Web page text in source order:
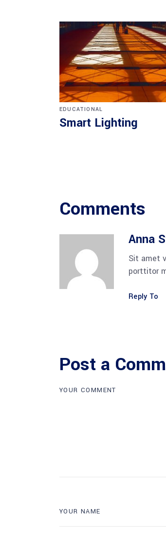
EDUCATIONAL
Smart Lighting
Comments
Anna
Sit amet
porttitor
Reply To
Post a